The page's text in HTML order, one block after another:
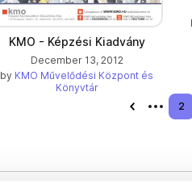
KMO - Képzési Kiadvány
December 13, 2012
by KMO Művelődési Központ és
Könyvtár
Previous 2